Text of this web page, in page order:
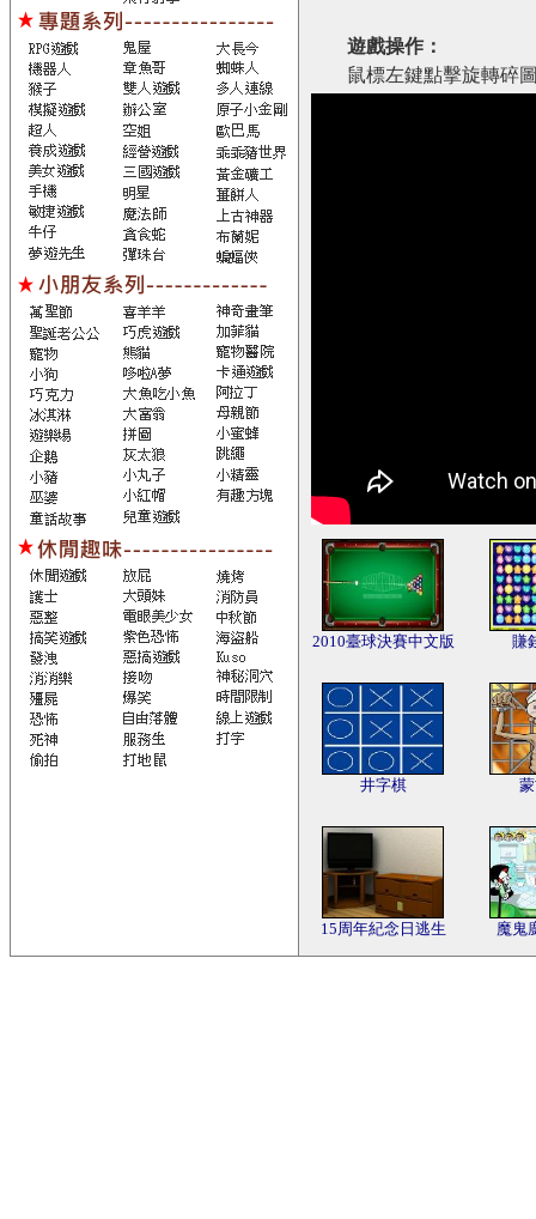
遊戲操作：
鼠標左鍵點擊旋轉碎
2010臺球決賽中文版 賺
井字棋
15周年紀念日逃生 魔鬼